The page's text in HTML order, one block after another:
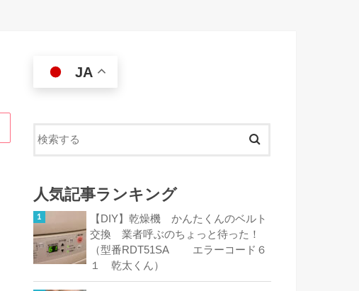
JA
人気記事ランキング
【DIY】乾燥機 かんたくんのベルト
交換 業者呼ぶのちょっと待った！
（型番RDT51SA エラーコード６
１ 乾太くん）